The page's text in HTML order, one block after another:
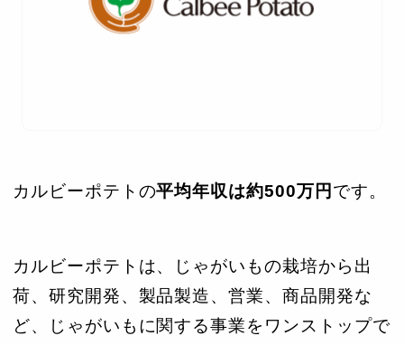
カルビーポテトの平均年収は約500万円 です。
カルビーポテトは、じゃがいもの栽培から出
荷、研究開発、製品製造、営業、商品開発な
ど、じゃがいもに関する事業をワンストップで